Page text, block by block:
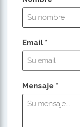
Email *
Mensaje *